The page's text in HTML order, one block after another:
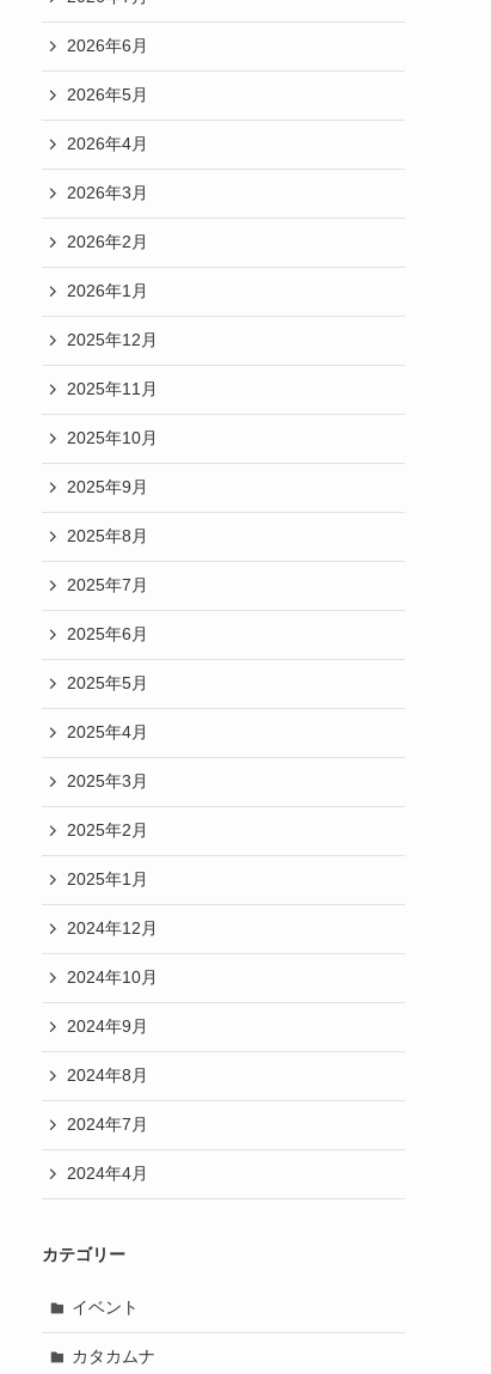
2026年6月
2026年5月
2026年4月
2026年3月
2026年2月
2026年1月
2025年12月
2025年11月
2025年10月
2025年9月
2025年8月
2025年7月
2025年6月
2025年5月
2025年4月
2025年3月
2025年2月
2025年1月
2024年12月
2024年10月
2024年9月
2024年8月
2024年7月
2024年4月
カテゴリー
イベント
カタカムナ